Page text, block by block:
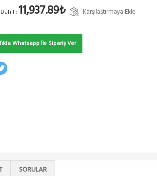
: 11,937.89₺ Karşılaştırmaya Ekle
Whatsapp İle Sipariş Ver
SORULAR